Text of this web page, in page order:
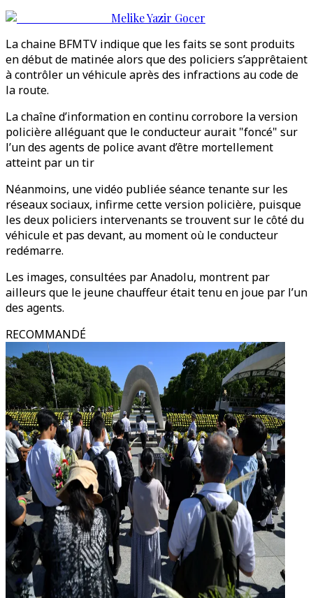
Melike Yazir Gocer
La chaine BFMTV indique que les faits se sont produits
en début de matinée alors que des policiers s’apprêtaient
à contrôler un véhicule après des infractions au code de
la route.
La chaîne d’information en continu corrobore la version
policière alléguant que le conducteur aurait "foncé" sur
l’un des agents de police avant d’être mortellement
atteint par un tir
Néanmoins, une vidéo publiée séance tenante sur les
réseaux sociaux, infirme cette version policière, puisque
les deux policiers intervenants se trouvent sur le côté du
véhicule et pas devant, au moment où le conducteur
redémarre.
Les images, consultées par Anadolu, montrent par
ailleurs que le jeune chauffeur était tenu en joue par l’un
des agents.
RECOMMANDÉ